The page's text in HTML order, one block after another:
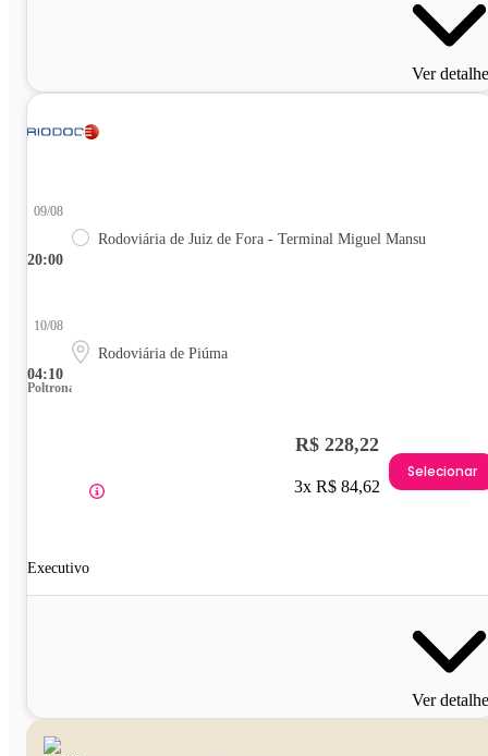
Ver
20:00
09/08
Rodoviária de Juiz de Fora - Terminal Miguel Mansu
04:10
10/08
Rodoviária de Piúma
Poltrona
Executivo
R$ 228,22
3x R$ 84,62
Selecionar
Ver